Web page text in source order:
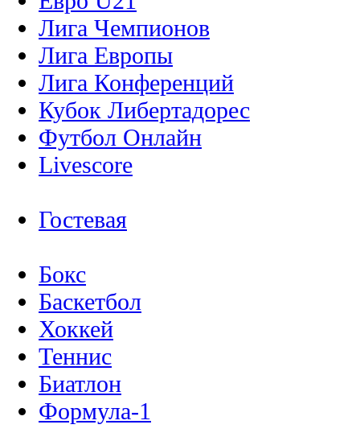
Лига Чемпионов
Лига Европы
Лига Конференций
Кубок Либертадорес
Футбол Онлайн
Livescore
Гостевая
Бокс
Баскетбол
Хоккей
Теннис
Биатлон
Формула-1